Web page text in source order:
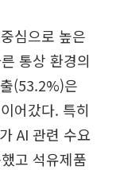
심으로 높은
통상 환경의
(53.2%)은
어갔다. 특히
AI 관련 수요
고 석유제품